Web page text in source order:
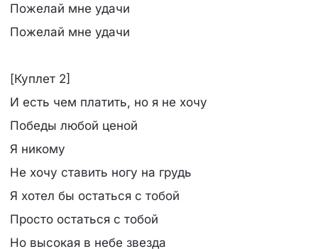
Пожелай мне удачи
Пожелай мне удачи
[Куплет 2]
И есть чем платить, но я не хочу
Победы любой ценой
Я никому
Не хочу ставить ногу на грудь
Я хотел бы остаться с тобой
Просто остаться с тобой
Но высокая в небе звезда